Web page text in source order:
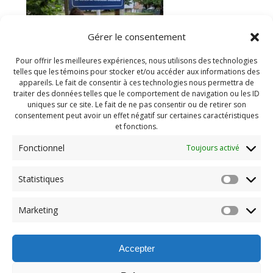
Gérer le consentement
Pour offrir les meilleures expériences, nous utilisons des technologies
telles que les témoins pour stocker et/ou accéder aux informations des
appareils. Le fait de consentir à ces technologies nous permettra de
traiter des données telles que le comportement de navigation ou les ID
uniques sur ce site. Le fait de ne pas consentir ou de retirer son
consentement peut avoir un effet négatif sur certaines caractéristiques
et fonctions.
Fonctionnel Toujours activé
Statistiques
Marketing
Accepter
Navigation
de
l'article
Previous
Géocaching 2020 (3)